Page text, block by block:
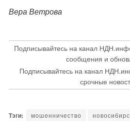
Вера Ветрова
Подписывайтесь на канал
сообщения и
Подписывайтесь на канал
срочные
мошенничество